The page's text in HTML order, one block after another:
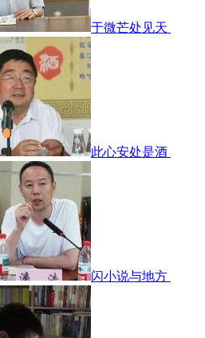
于微芒处见天
此心安处是酒
闪小说与地方